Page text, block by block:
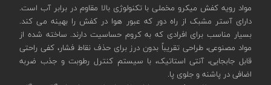
مواد رویه کفش میکرو مخملی با تکنولوژی بالا مقاوم در برابر آب است.
دارای آستر مشبک از راه دور که عبور هوا در کفش را بهینه می کند.
بسیار مناسب برای افرادی که به کروم حساسیت دارند. ساخته شده از
مواد مصنوعی، طراحی تقریباً بدون درز برای حذف نقاط فشار، کفی راحتی
قابل جابجایی، آنتی استاتیک، با سیستم کنترل رطوبت و جذب ضربه
اضافی در پاشنه و جلوی پا.